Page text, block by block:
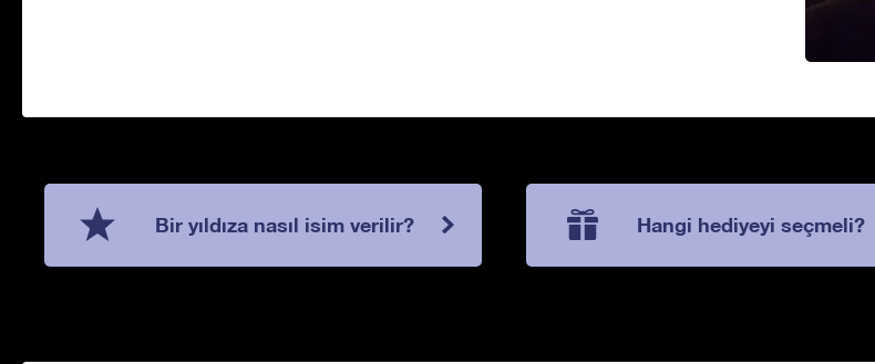
Bir yıldıza nasıl isim verilir? Hangi hediyeyi seçmeli?